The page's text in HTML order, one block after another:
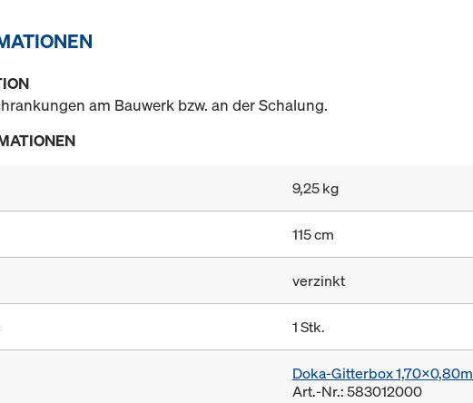
am Bauwerk bzw. an der Schalung.
9,25 kg
115 cm
verzinkt
1 Stk.
Doka-Gitterbox 1,70x0,80m
Art.-Nr.: 583012000